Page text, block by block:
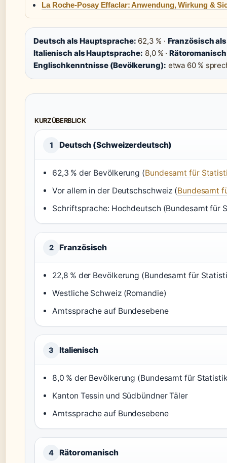
La Roche-Posay Effaclar: Anwendung, Wirkung &
Deutsch als Hauptsprache: 62,3 % · Französisch
Italienisch als Hauptsprache: 8,0 % ·
Englischkenntnisse (Bevölkerung): etwa 60 %
KURZÜBERBLICK
1 Deutsch (Schweizerdeutsch)
62,3 % der Bevölkerung (Bundesamt für
Vor allem in der Deutschschweiz (Bundesamt
Schriftsprache: Hochdeutsch (Bundesamt für
2 Französisch
22,8 % der Bevölkerung (Bundesamt für
Westliche Schweiz (Romandie)
Amtssprache auf Bundesebene
3 Italienisch
8,0 % der Bevölkerung (Bundesamt für
Kanton Tessin und Südbündner Täler
Amtssprache auf Bundesebene
4 Rätoromanisch